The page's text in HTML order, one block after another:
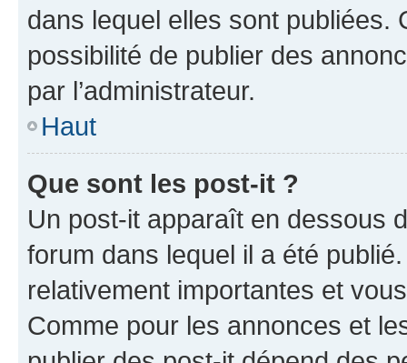
dans lequel elles sont publiées.
possibilité de publier des
par l’administrateur.
Haut
Que sont les post-it ?
Un post-it apparaît en dessous
forum dans lequel il a été
relativement importantes et
Comme pour les annonces et